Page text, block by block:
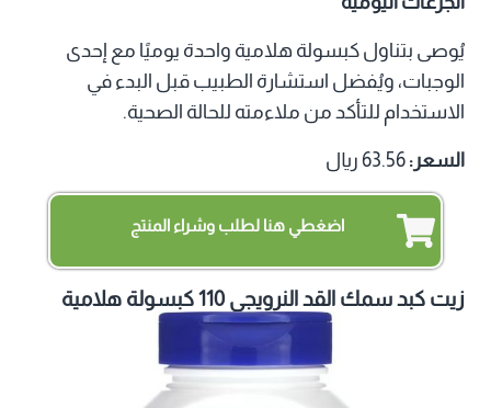
يُوصى بتناول كبسولة هلامية واحدة يوميًا مع إحدى
الوجبات، ويُفضل استشارة الطبيب قبل البدء في
الاستخدام للتأكد من ملاءمته للحالة الصحية.
السعر:
اضغطي هنا لطلب وشراء المنتج
زيت كبد سمك القد النرويجي 110 كبسولة هلامية